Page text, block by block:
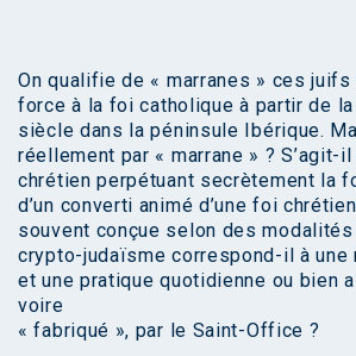
On qualifie de « marranes » ces
force à la foi catholique à partir de
siècle dans la péninsule Ibérique.
réellement par « marrane » ? S’agit-il
chrétien perpétuant secrètement la
d’un converti animé d’une foi
souvent conçue selon des
crypto-judaïsme correspond-il à
et une pratique quotidienne ou bien
voire
« fabriqué », par le Saint-Office ?